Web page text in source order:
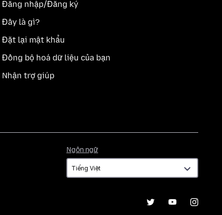
Đăng nhập/Đăng ký
Đây là gì?
Đặt lại mật khẩu
Đồng bộ hoá dữ liệu của bạn
Nhận trợ giúp
Ngôn ngữ
ngữ